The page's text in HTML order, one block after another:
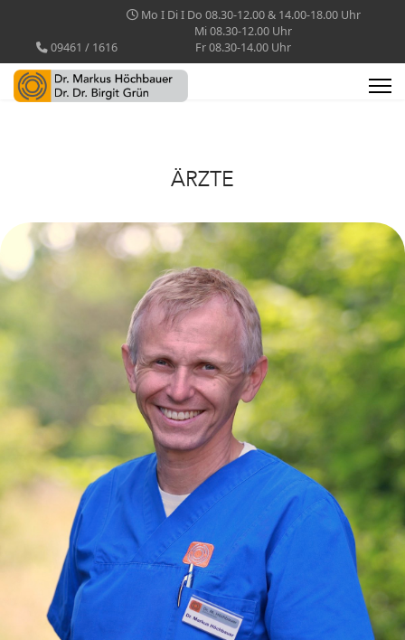
09461 / 1616
Mo I Di I Do 08.30-12.00 & 14.00-18.00 Uhr
Mi 08.30-12.00 Uhr
Fr 08.30-14.00 Uhr
ÄRZTE